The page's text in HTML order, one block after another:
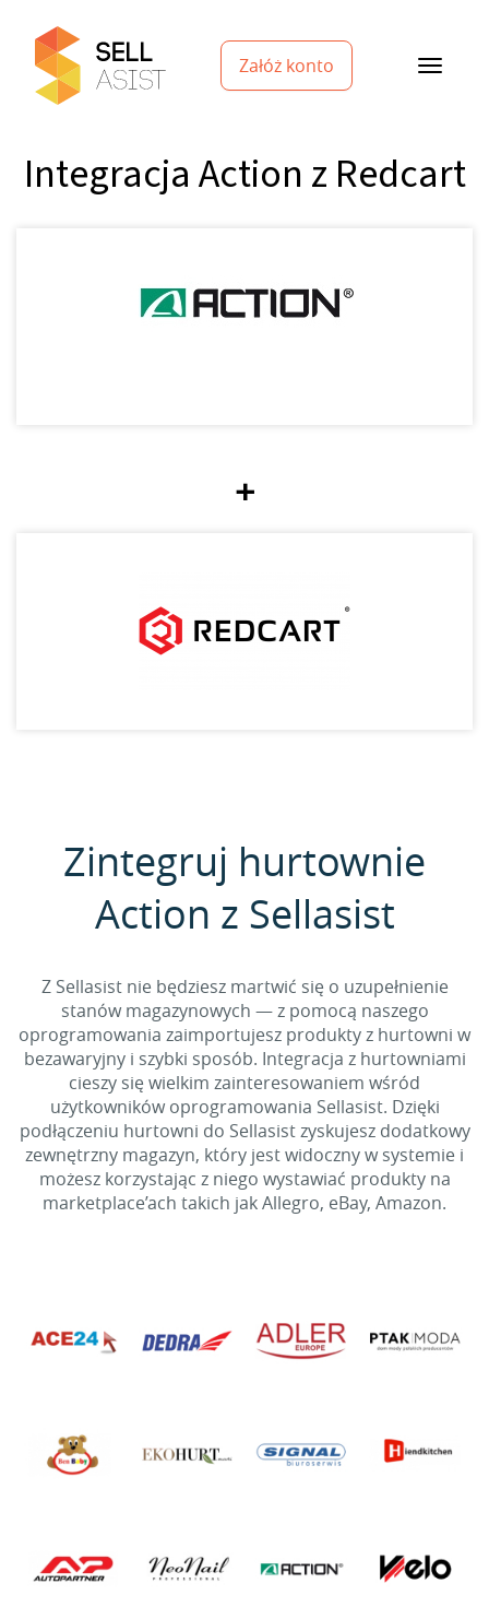
Załóż konto
Integracja Action z Redcart
+
Zintegruj hurtownie
Action z Sellasist
Z Sellasist nie będziesz martwić się o uzupełnienie
stanów magazynowych — z pomocą naszego
oprogramowania zaimportujesz produkty z hurtowni w
bezawaryjny i szybki sposób. Integracja z hurtowniami
cieszy się wielkim zainteresowaniem wśród
użytkowników oprogramowania Sellasist. Dzięki
podłączeniu hurtowni do Sellasist zyskujesz dodatkowy
zewnętrzny magazyn, który jest widoczny w systemie i
możesz korzystając z niego wystawiać produkty na
marketplace’ach takich jak Allegro, eBay, Amazon.